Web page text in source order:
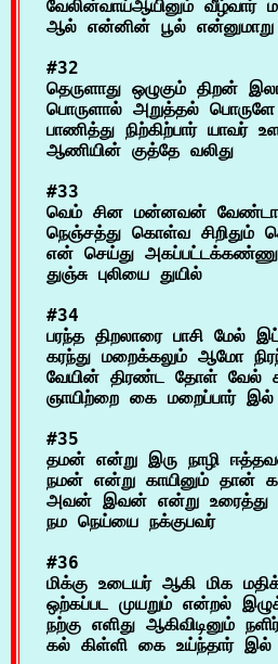
வேலின்வாய்ஆயினும் வீழ்வார்
#32
தெருளாது ஒழுகும் திறன்
பொருளால் அறுத்தல்
பாணித்து நிற்கிற்பார் யாவர்
#33
வெம் சின மன்னவன்
நெஞ்சத்து கொள்வ சிறிதும்
என் செய்து
#34
பரந்த திறலாரை பாசி மேல்
கரந்து மறைக்கலும் ஆமோ
வேயின் திரண்ட தோள்
#35
தமன் என்று இரு நாழி
நமன் என்று காயினும் தான்
அவன் இவன் என்று உரைத்து
#36
மிக்கு உடையர் ஆகி மிக
ஒற்கப்பட முயறும் என்றல்
நற்கு எளிது ஆகிவிடினும்